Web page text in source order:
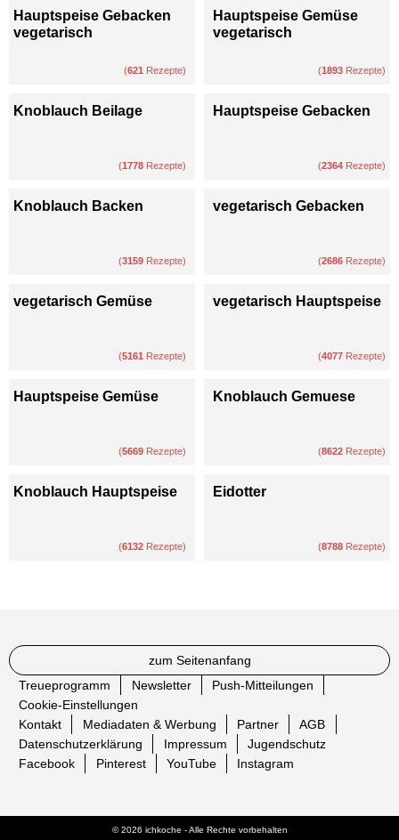
Hauptspeise Gebacken
vegetarisch
(621 Rezepte)
Hauptspeise Gemüse
vegetarisch
(1893 Rezepte)
Knoblauch Beilage
(1778 Rezepte)
Hauptspeise Gebacken
(2364 Rezepte)
Knoblauch Backen
(3159 Rezepte)
vegetarisch Gebacken
(2686 Rezepte)
vegetarisch Gemüse
(5161 Rezepte)
vegetarisch Hauptspeise
(4077 Rezepte)
Hauptspeise Gemüse
(5669 Rezepte)
Knoblauch Gemuese
(8622 Rezepte)
Knoblauch Hauptspeise
(6132 Rezepte)
Eidotter
(8788 Rezepte)
zum Seitenanfang
Treueprogramm
Newsletter
Push-Mitteilungen
Cookie-Einstellungen
Kontakt
Mediadaten & Werbung Partner
AGB
Datenschutzerklärung
Impressum
Jugendschutz
Facebook
Pinterest YouTube Instagram
© 2026 ichkoche - Alle Rechte vorbehalten